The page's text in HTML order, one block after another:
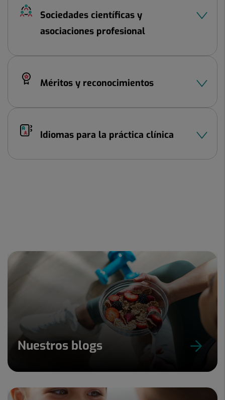
Sociedades científicas y
asociaciones profesional
Méritos y reconocimientos
Idiomas para la práctica clínica
Nuestros blogs